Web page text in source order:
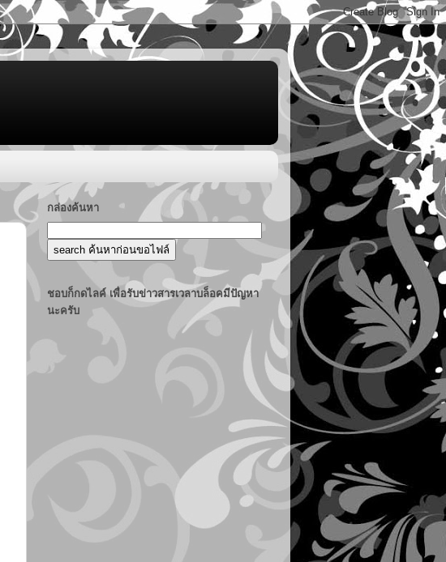
กล่องค้นหา
ชอบก็กดไลค์ เพื่อรับข่าวสารเวลาบล็อคมีปัญหา
นะครับ